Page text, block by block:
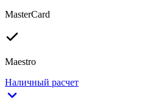
MasterCard
Maestro
Наличный расчет